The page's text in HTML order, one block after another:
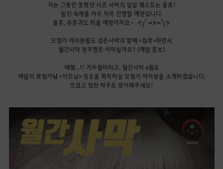
저는 그동안 못했던 시즌 서버의 일일 퀘스트는 물론!
밀린 숙제를 차곡 차곡 진행할 예정입니다.
물론, 유툰귀도 띄울 예정이지요~ ᕙ༼ ≖ᴥ≖༽ᕗ
모험가 여러분들도 검은사막과 함께 <집콕>하면서
월간사막 정주행은 어떠실까요? (깨알 홍보)
에헴...!! 거두절미하고, 월간사막 4월호
이달의 모험가님 <이모님> 칭호를 획득하실 모험가 여러분을 소개하겠습니다.
뜨겁고 힘찬 박수로 맞이해주세요!